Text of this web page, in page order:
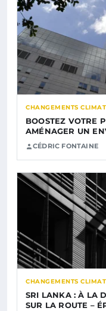
CHANGEMENTS
BOOSTEZ VOTRE
AMÉNAGER UN
CÉDRIC FONTAINE
CHANGEMENTS
SRI LANKA : À LA
SUR LA ROUTE –